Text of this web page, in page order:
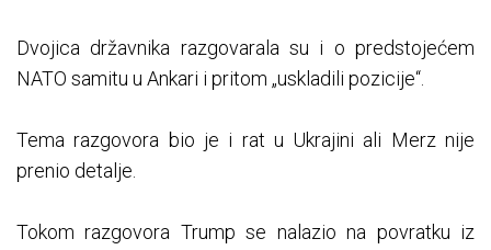
Dvojica državnika razgovarala su i o predstojećem
NATO samitu u Ankari i pritom „uskladili pozicije“.
Tema razgovora bio je i rat u Ukrajini ali Merz nije
prenio detalje.
Tokom razgovora Trump se nalazio na povratku iz